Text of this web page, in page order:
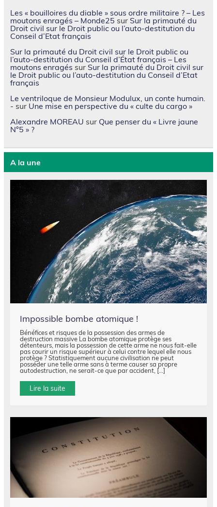
Les « bouilloires du diable » sous ordre militaire ? – Les
moutons enragés – Monde25 sur Sur la primauté du
Droit civil sur le Droit public ou l’auto-destitution du
Conseil d’Etat français
Sur la primauté du Droit civil sur le Droit public ou
l’auto-destitution du Conseil d’État français – Les
moutons enragés sur Sur la primauté du Droit civil sur
le Droit public ou l’auto-destitution du Conseil d’Etat
français
Le ventriloque de Monsieur Modulux, un conte humain.
- sur Une mise en perspective du « culte du cargo »
Alexandre MOREAU sur Que penser du « Livre jaune
N°5 » ?
A la une
Impossible bombe atomique !
Bénéfices et risques de la possession des armes de
destruction massive La bombe atomique protège ses
détenteurs, mais la possession de cette arme ne nous fait-elle
pas courir un risque supérieur à celui contre lequel elle nous
protège ? Statistiquement aucune civilisation ne peut
posséder une telle arme sans à terme causer sa propre
autodestruction, ne serait-ce que par accident, […]
Lire la suite